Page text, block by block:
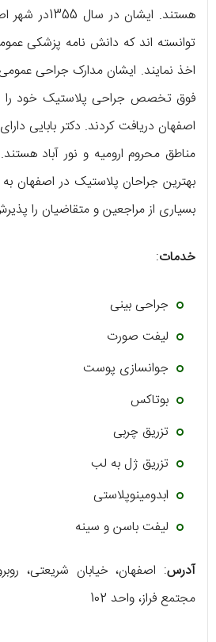
هستند. ایشان
مناطق محروم اروميه و نور آباد
بهترین جراحان پلاستیک در اصفهان
بسیاری از مراجعین و متقاضیان را
خدمات:
جراحی بینی
لیفت صورت
جوانسازی پوست
بوتاکس
تزریق چربی
تزریق ژل به لب
ابدومینوپلاستی
لیفت باسن و سینه
آدرس: اصفهان، خیابان شریعتی،
مجتمع فراز، واحد 102